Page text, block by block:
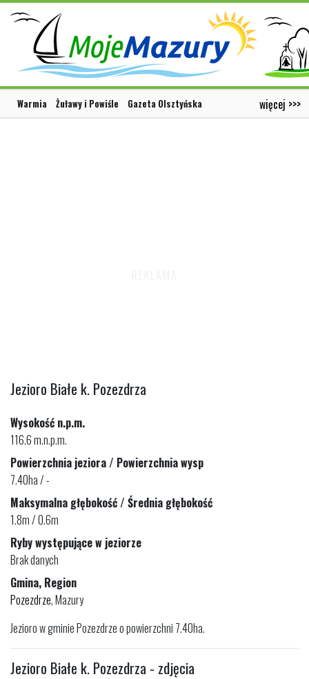
Warmia Żuławy i Powiśle Gazeta Olsztyńska więcej >>>
Jezioro Białe k. Pozezdrza
Wysokość n.p.m.
116.6 m.n.p.m.
Powierzchnia jeziora / Powierzchnia wysp
7.40ha / -
Maksymalna głębokość / Średnia głębokość
1.8m / 0.6m
Ryby występujące w jeziorze
Brak danych
Gmina, Region
Pozezdrze, Mazury
Jezioro w gminie Pozezdrze o powierzchni 7.40ha.
Jezioro Białe k. Pozezdrza - zdjęcia